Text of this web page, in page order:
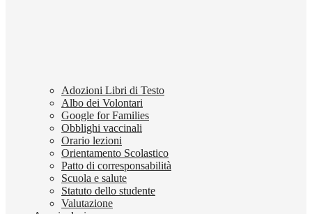
Adozioni Libri di Testo
Albo dei Volontari
Google for Families
Obblighi vaccinali
Orario lezioni
Orientamento Scolastico
Patto di corresponsabilità
Scuola e salute
Statuto dello studente
Valutazione